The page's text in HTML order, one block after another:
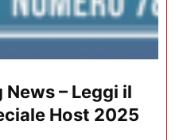
– Leggi il
Host 2025